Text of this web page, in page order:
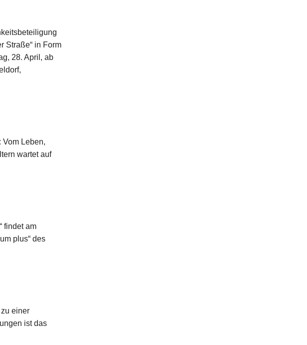
Straße“ in Form
28. April, ab
Vom Leben,
wartet auf
findet am
plus“ des
einer
ist das